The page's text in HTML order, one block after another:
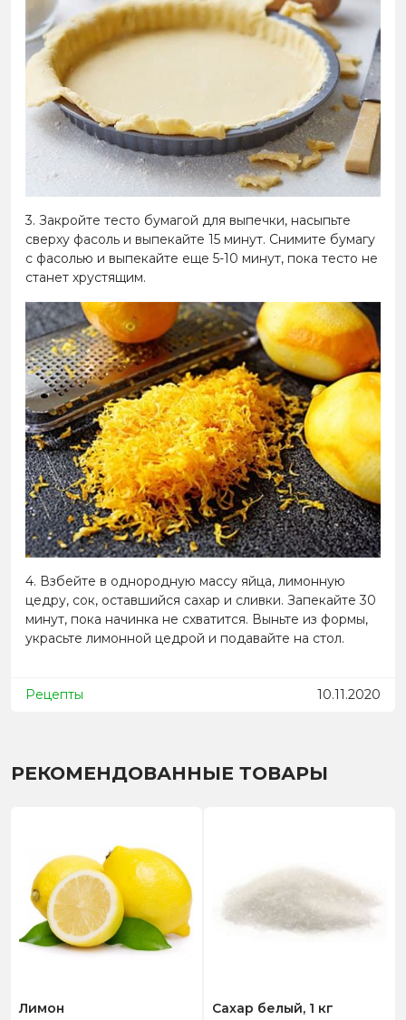
3. Закройте тесто бумагой для выпечки, насыпьте
сверху фасоль и выпекайте 15 минут. Снимите бумагу
с фасолью и выпекайте еще 5-10 минут, пока тесто не
станет хрустящим.
4. Взбейте в однородную массу яйца, лимонную
цедру, сок, оставшийся сахар и сливки. Запекайте 30
минут, пока начинка не схватится. Выньте из формы,
украсьте лимонной цедрой и подавайте на стол.
Рецепты 10.11.2020
РЕКОМЕНДОВАННЫЕ ТОВАРЫ
Лимон Сахар белый, 1 кг